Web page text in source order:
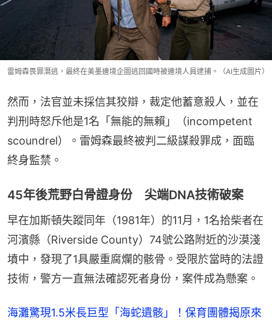
雷姆森畏罪潛逃，最終在美墨邊境企圖逃回國時被邊境人員逮捕。（AI生成圖片）
然而，法官並未採信其狡辯，裁定他蓄意殺人，並在
判刑時怒斥他是1名「無能的無賴」（incompetent
scoundrel）。雷姆森最終被判二級謀殺罪成，面臨
終身監禁。
45年後荒野白骨證身份 尖端DNA技術破案
早在加斯頓失蹤同年（1981年）的11月，1名拾柴者在
河濱縣（Riverside County）74號公路附近的沙漠淺
墳中，發現了1具嚴重腐爛的骸骨。受限於當時的法證
技術，警方一直無法確認死者身份，案件成為懸案。
海灘驚現1.5米長巨型「海蛇遺骸」！保育團體揭原來